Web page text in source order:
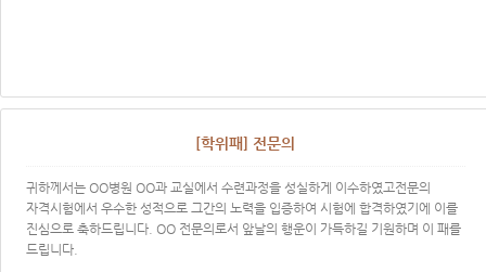
[학위패] 전문의
귀하께서는 OO병원 OO과 교실에서 수련과정을 성실하게 이수하였고전문의
자격시험에서 우수한 성적으로 그간의 노력을 입증하여 시험에 합격하였기에 이를
진심으로 축하드립니다. OO 전문의로서 앞날의 행운이 가득하길 기원하며 이 패를
드립니다.